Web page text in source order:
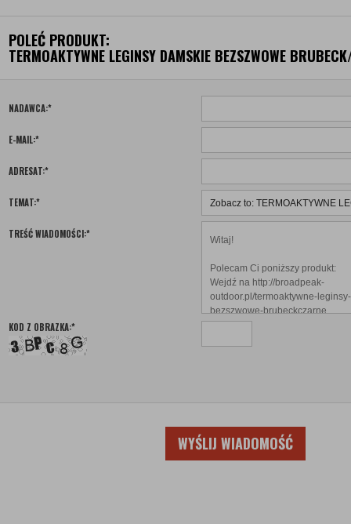
POLEĆ PRODUKT:
TERMOAKTYWNE LEGINSY DAMSKIE BEZSZWOWE
NADAWCA:*
E-MAIL:*
ADRESAT:*
TEMAT:*
TREŚĆ WIADOMOŚCI:*
KOD Z OBRAZKA:*
WYŚLIJ WIADOMOŚĆ